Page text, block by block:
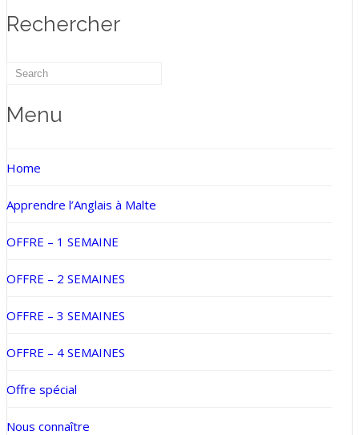
Rechercher
Menu
Home
Apprendre l’Anglais à Malte
OFFRE – 1 SEMAINE
OFFRE – 2 SEMAINES
OFFRE – 3 SEMAINES
OFFRE – 4 SEMAINES
Offre spécial
Nous connaître